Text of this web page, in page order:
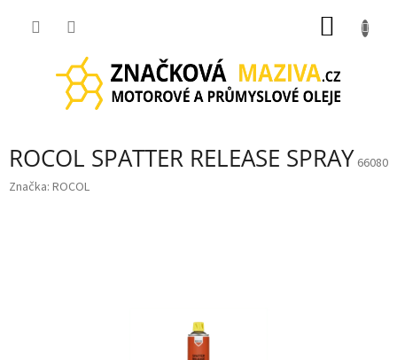
ROCOL SPATTER RELEASE SPRAY 66080
Značka: ROCOL